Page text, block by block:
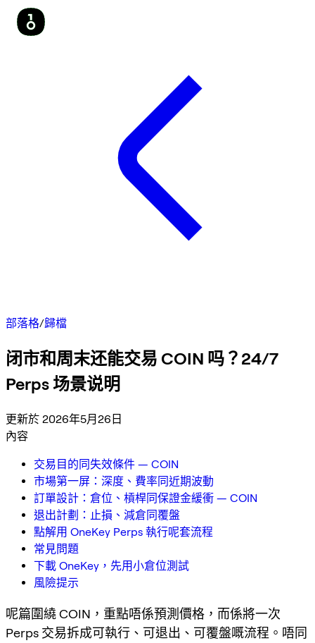
部落格/歸檔
闭市和周末还能交易 COIN 吗？24/7
Perps 场景说明
更新於 2026年5月26日
內容
交易目的同失效條件 — COIN
市場第一屏：深度、費率同近期波動
訂單設計：倉位、槓桿同保證金緩衝 — COIN
退出計劃：止損、減倉同覆盤
點解用 OneKey Perps 執行呢套流程
常見問題
下載 OneKey，先用小倉位測試
風險提示
呢篇圍繞 COIN，重點唔係預測價格，而係將一次
Perps 交易拆成可執行、可退出、可覆盤嘅流程。唔同